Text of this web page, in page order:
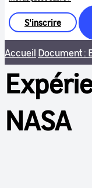
S'inscrire
Accueil Document :
NASA